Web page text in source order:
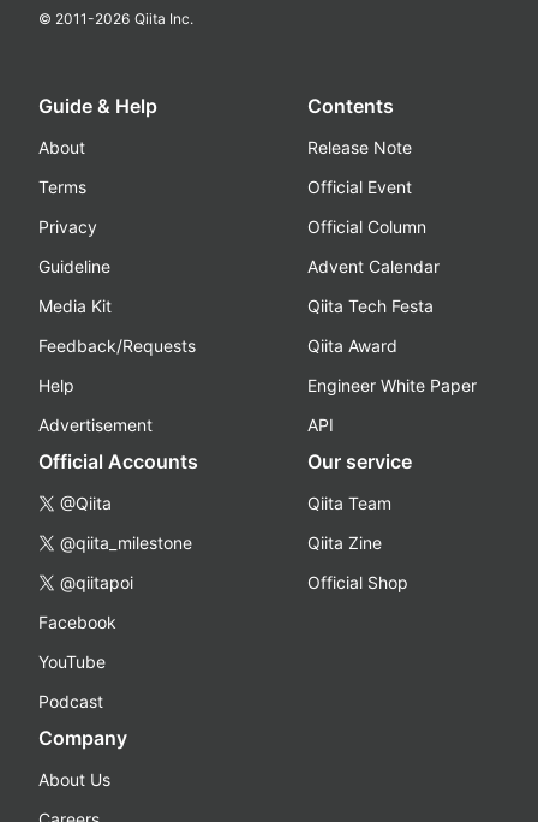
© 2011-2026 Qiita Inc.
Guide & Help
About
Terms
Privacy
Guideline
Media Kit
Feedback/Requests
Help
Advertisement
Contents
Release Note
Official Event
Official Column
Advent Calendar
Qiita Tech Festa
Qiita Award
Engineer White Paper
API
Official Accounts
@Qiita
@qiita_milestone
@qiitapoi
Facebook
YouTube
Podcast
Our service
Qiita Team
Qiita Zine
Official Shop
Company
About Us